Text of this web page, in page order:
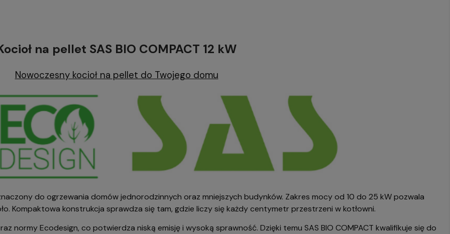
na pellet SAS BIO COMPACT 12 kW
Nowoczesny kocioł na pellet do Twojego domu
do ogrzewania domów jednorodzinnych oraz mniejszych budynków. Zakres mocy od 10 do 25 kW pozwala
Kompaktowa konstrukcja sprawdza się tam, gdzie liczy się każdy centymetr przestrzeni w kotłowni.
normy Ecodesign, co potwierdza niską emisję i wysoką sprawność. Dzięki temu SAS BIO COMPACT kwalifikuje się do